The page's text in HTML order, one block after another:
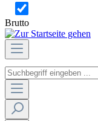
Brutto